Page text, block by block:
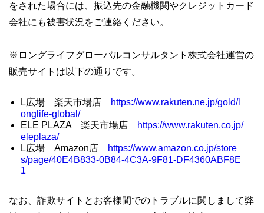
をされた場合には、振込先の金融機関やクレジットカード
会社にも被害状況をご連絡ください。
※ロングライフグローバルコンサルタント株式会社運営の
販売サイトは以下の通りです。
L広場 楽天市場店
https://www.rakuten.ne.jp/gold/l
onglife-global/
ELE PLAZA 楽天市場店
https://www.rakuten.co.jp/
eleplaza/
L広場 Amazon店
https://www.amazon.co.jp/store
s/page/40E4B833-0B84-4C3A-9F81-DF4360ABF8E
1
なお、詐欺サイトとお客様間でのトラブルに関しまして弊